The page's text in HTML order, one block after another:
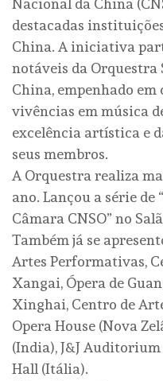
Nacional da China
destacadas
China. A iniciativa
notáveis da
China, empenhado
vivências em música
excelência artística e
seus membros.
A Orquestra realiza
ano. Lançou a série de
Câmara CNSO” no
Também já se
Artes Performativas,
Xangai, Ópera de
Xinghai, Centro de
Opera House (Nova
(India), J&J
Hall (Itália).